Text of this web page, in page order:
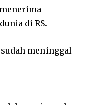
di RS.
meninggal